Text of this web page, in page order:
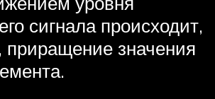
сигнала происходит,
приращение значения